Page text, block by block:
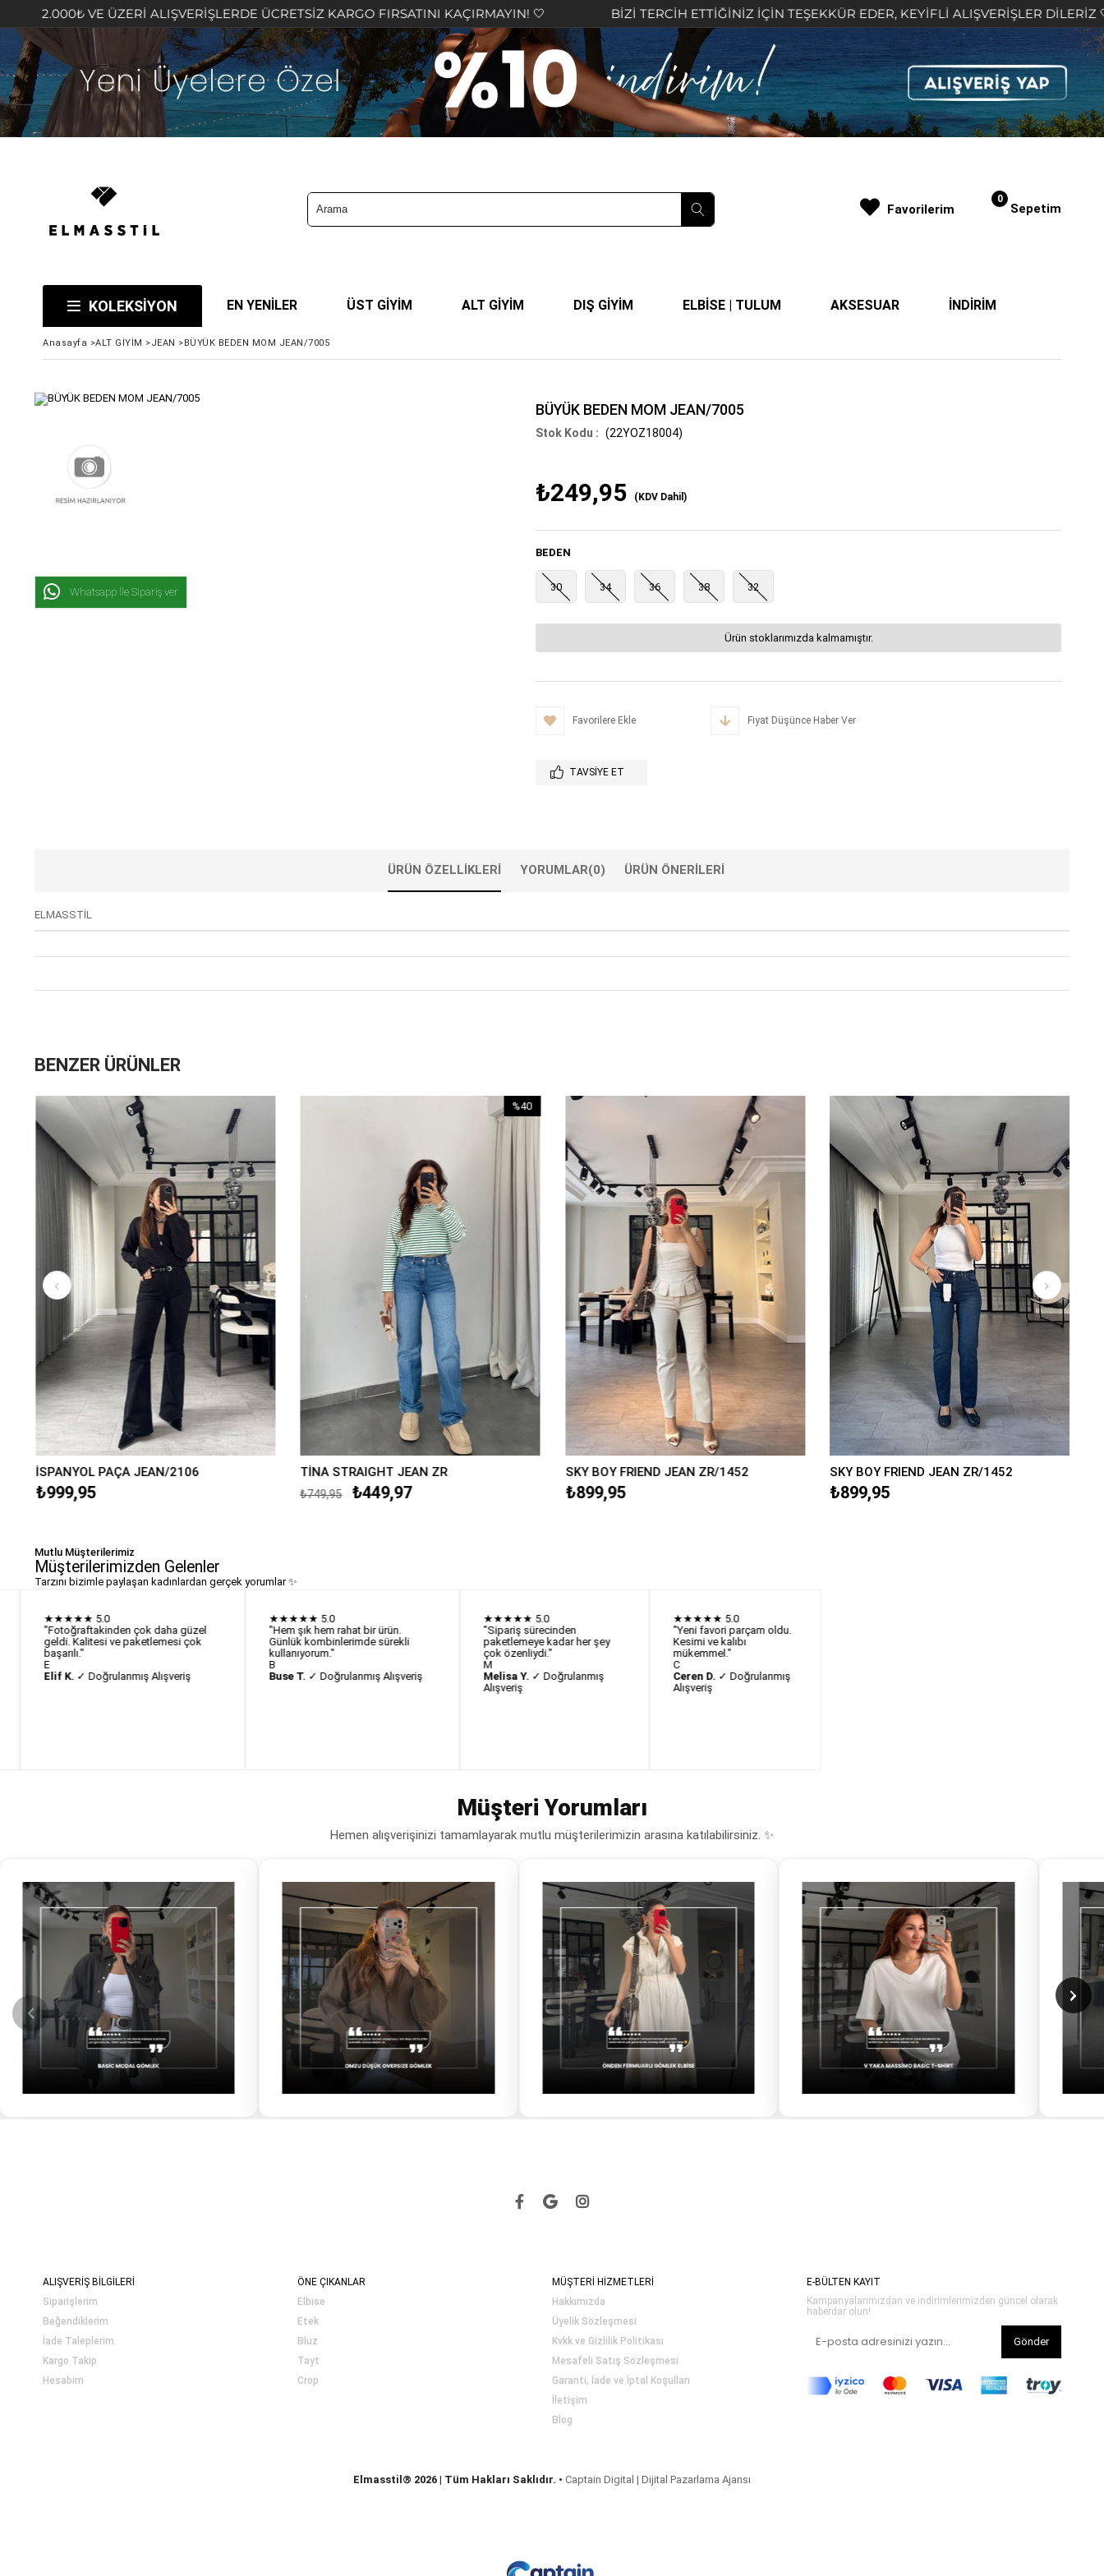
VE ÜZERİ ALIŞVERİŞLERDE ÜCRETSİZ KARGO FIRSATINI KAÇIRMAYIN! 🤍 BİZİ TERCİH ETTİĞİNİZ İÇİN TEŞEKKÜR EDER, KEYİFLİ ALIŞVERİŞLER DİLERİZ 🤍
Sepetim
0
KOLEKSİYON EN YENİLER ÜST GİYİM ALT GİYİM DIŞ GİYİM ELBİSE | TULUM AKSESUAR İNDİRİM
Favorilerim
Anasayfa >ALT GİYİM >JEAN >BÜYÜK BEDEN MOM JEAN/7005
Whatsapp İle Sipariş ver
BÜYÜK BEDEN MOM JEAN/7005
(22YOZ18004)
₺249,95 (KDV Dahil)
BEDEN
30 34 36 38 32
Ürün stoklarımızda kalmamıştır.
Favorilere Ekle Fiyat Düşünce Haber Ver
TAVSIYE ET
ÜRÜN ÖZELLIKLERI YORUMLAR(0) ÜRÜN ÖNERILERI
ELMASSTİL
BENZER ÜRÜNLER
İSPANYOL PAÇA JEAN/2106
₺999,95
TİNA STRAIGHT JEAN ZR
₺449,97
₺749,95
%40
İndirim
SKY BOY FRIEND JEAN ZR/1452
₺899,95
SKY BOY FRIEND JEAN ZR/1452
₺899,95
Mutlu Müşterilerimiz
Müşterilerimizden Gelenler
Tarzını bizimle paylaşan kadınlardan gerçek yorumlar ✨
★★★★★ 5.0
"Fotoğraftakinden çok daha güzel
geldi. Kalitesi ve paketlemesi çok
başarılı."
E
Elif K. ✓ Doğrulanmış Alışveriş
★★★★★ 5.0
"Hem şık hem rahat bir ürün.
Günlük kombinlerimde sürekli
kullanıyorum."
B
Buse T. ✓ Doğrulanmış Alışveriş
★★★★★ 5.0
"Sipariş sürecinden
paketlemeye kadar her şey
çok özenliydi."
M
Melisa Y. ✓ Doğrulanmış
Alışveriş
★★★★★ 5.0
"Yeni favori parçam oldu.
Kesimi ve kalıbı
mükemmel."
C
Ceren D. ✓ Doğrulanmış
Alışveriş
Müşteri Yorumları
Hemen alışverişinizi tamamlayarak mutlu müşterilerimizin arasına katılabilirsiniz. ✨
ALIŞVERİŞ BİLGİLERİ
Siparişlerim
Beğendiklerim
İade Taleplerim
Kargo Takip
Hesabım
ÖNE ÇIKANLAR
Elbise
Etek
Bluz
Tayt
Crop
MÜŞTERİ HİZMETLERİ
Hakkımızda
Üyelik Sözleşmesi
Kvkk ve Gizlilik Politikası
Mesafeli Satış Sözleşmesi
Garanti, İade ve İptal Koşulları
İletişim
Blog
E-BÜLTEN KAYIT
Kampanyalarımızdan ve indirimlerimizden güncel olarak
haberdar olun!
Gönder
Elmasstil® 2026 | Tüm Hakları Saklıdır. • Captain Digital | Dijital Pazarlama Ajansı